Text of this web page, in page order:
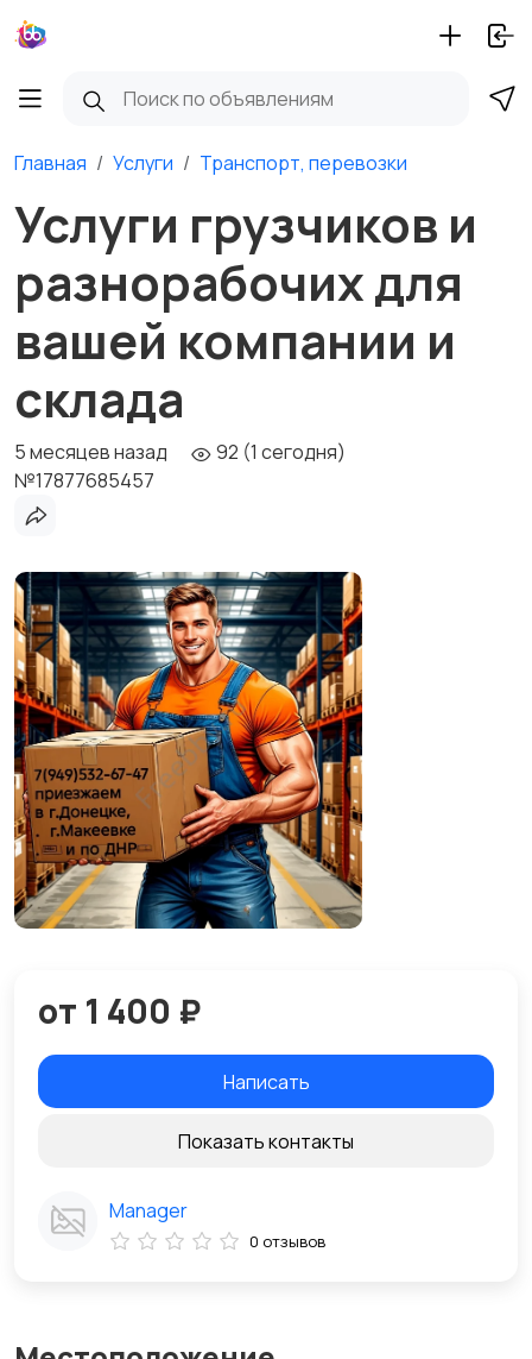
Главная Услуги Транспорт, перевозки
Услуги грузчиков и
разнорабочих для
вашей компании и
склада
5 месяцев назад
92 (1 сегодня)
№17877685457
от 1 400 ₽
Написать
Показать контакты
Manager
0 отзывов